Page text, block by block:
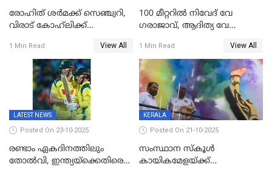
രോഹിത് ശർമക്ക് സെഞ്ച്വറി,
വിരാട് കോഹ്‍ലിക്ക്
മുൻനായകരുടെ മികവിൽ
ഓസീസിനെതിരെ ഉജ്ജ്വല
1 Min Read View All
100 മീറ്ററിൽ നിവേദ് വേ​
ഗരാജാവ്, ആദിത്യ വേ​
ബോയ്സിലും സബ്‌ജൂനിയർ
ഗേൾസിലും റെക്കോർഡോടെ
സ്വർണം, ദേവപ്രിയ 87ലെ
റെക്കോർഡ് തിരുത്തി
1 Min Read View All
LATEST NEWS
Posted On 23-10-2025
രണ്ടാം ഏകദിനത്തിലും
തോൽവി, ഇന്ത്യയ്‌ക്കെതിരെ
KERALA
Posted On 21-10-2025
സംസ്ഥാന സ്കൂൾ
കായികമേളയ്ക്ക്